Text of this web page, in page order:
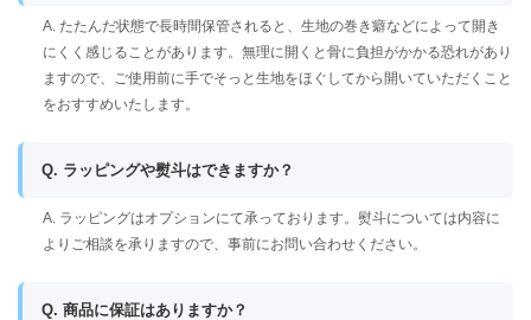
A. たたんだ状態で長時間保管されると、生地の巻き癖などによって開き
にくく感じることがあります。無理に開くと骨に負担がかかる恐れがあり
ますので、ご使用前に手でそっと生地をほぐしてから開いていただくこと
をおすすめいたします。
Q. ラッピングや熨斗はできますか？
A. ラッピングはオプションにて承っております。熨斗については内容に
よりご相談を承りますので、事前にお問い合わせください。
Q. 商品に保証はありますか？